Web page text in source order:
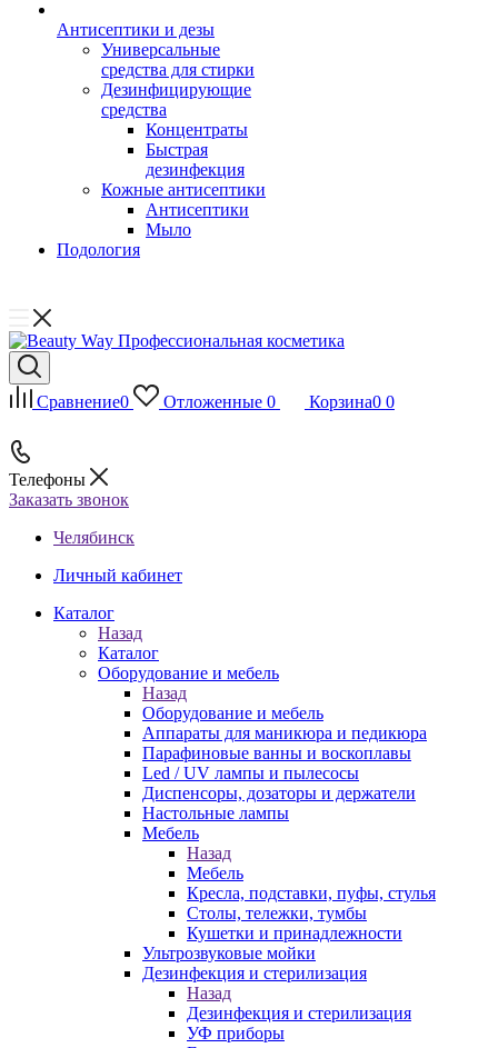
Антисептики и дезы
Универсальные
средства для стирки
Дезинфицирующие
средства
Концентраты
Быстрая
дезинфекция
Кожные антисептики
Антисептики
Мыло
Подология
Сравнение0 Отложенные 0 Корзина0 0
Телефоны
Заказать звонок
Челябинск
Личный кабинет
Каталог
Назад
Каталог
Оборудование и мебель
Назад
Оборудование и мебель
Аппараты для маникюра и педикюра
Парафиновые ванны и воскоплавы
Led / UV лампы и пылесосы
Диспенсоры, дозаторы и держатели
Настольные лампы
Мебель
Назад
Мебель
Кресла, подставки, пуфы, стулья
Столы, тележки, тумбы
Кушетки и принадлежности
Ультрозвуковые мойки
Дезинфекция и стерилизация
Назад
Дезинфекция и стерилизация
УФ приборы